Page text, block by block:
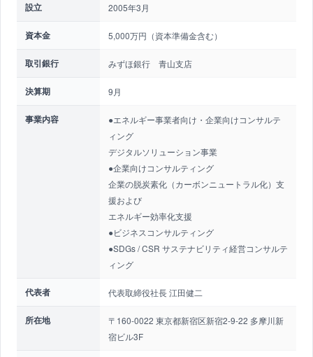
設立 2005年3月
資本金 5,000万円（資本準備金含む）
取引銀行 みずほ銀行 青山支店
決算期 9月
事業内容
●エネルギー事業者向け・企業向けコンサルテ
ィング
デジタルソリューション事業
●企業向けコンサルティング
企業の脱炭素化（カーボンニュートラル化）支
援および
エネルギー効率化支援
●ビジネスコンサルティング
●SDGs / CSR サステナビリティ経営コンサルテ
ィング
代表者 代表取締役社長 江田健二
所在地
〒160-0022 東京都新宿区新宿2-9-22 多摩川新
宿ビル3F